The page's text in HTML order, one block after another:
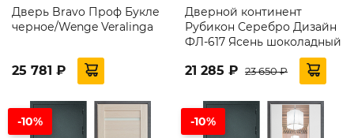
Дверь Bravo Проф Букле
черное/Wenge Veralinga
25 781 ₽
Дверной континент
Рубикон Серебро Дизайн
ФЛ-617 Ясень шоколадный
21 285 ₽ 23 650 ₽
-10% -10%